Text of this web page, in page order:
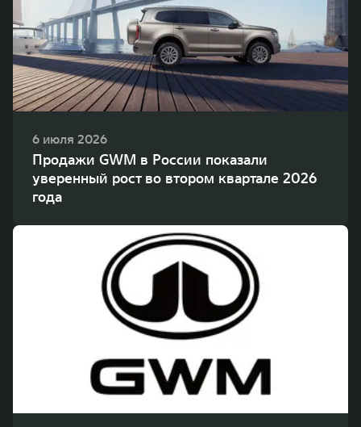
WEY 80
Масштаб возможностей
от 6 449 000 ₽
WEY 80 Лаундж
Масштаб возможностей
от 8 099 000 ₽
6 июля 2026
Продажи GWM в России показали
уверенный рост во втором квартале 2026
года